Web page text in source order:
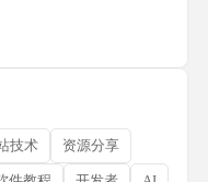
技术 资源分享